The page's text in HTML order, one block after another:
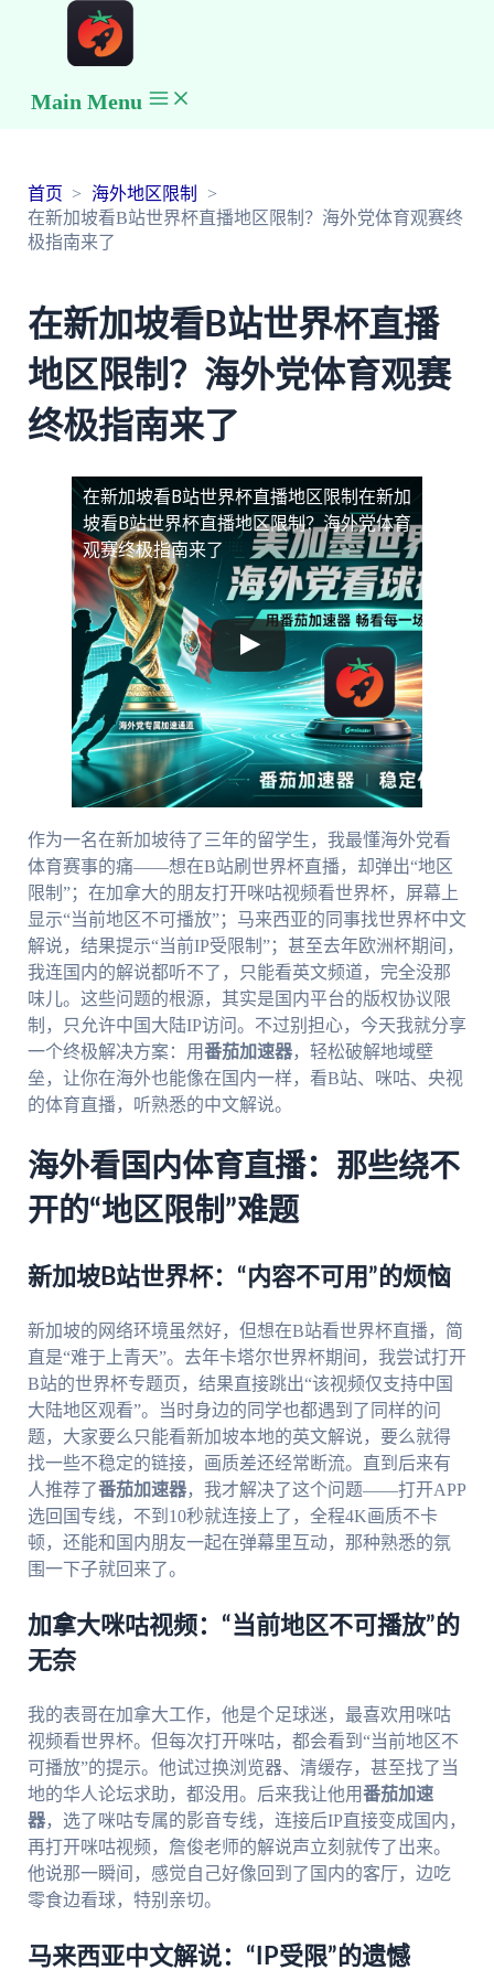
Main Menu
首页
海外地区限制
在新加坡看B站世界杯直播地区限制？海外党体育观赛终
极指南来了
在新加坡看B站世界杯直播
地区限制？海外党体育观赛
终极指南来了
在新加坡看B站世界杯直播地区限制 在新加
坡看B站世界杯直播地区限制？海外党体育
观赛终极指南来了
作为一名在新加坡待了三年的留学生，我最懂海外党看
体育赛事的痛——想在B站刷世界杯直播，却弹出“地区
限制”；在加拿大的朋友打开咪咕视频看世界杯，屏幕上
显示“当前地区不可播放”；马来西亚的同事找世界杯中文
解说，结果提示“当前IP受限制”；甚至去年欧洲杯期间，
我连国内的解说都听不了，只能看英文频道，完全没那
味儿。这些问题的根源，其实是国内平台的版权协议限
制，只允许中国大陆IP访问。不过别担心，今天我就分享
一个终极解决方案：用番茄加速器，轻松破解地域壁
垒，让你在海外也能像在国内一样，看B站、咪咕、央视
的体育直播，听熟悉的中文解说。
海外看国内体育直播：那些绕不
开的“地区限制”难题
新加坡B站世界杯：“内容不可用”的烦恼
新加坡的网络环境虽然好，但想在B站看世界杯直播，简
直是“难于上青天”。去年卡塔尔世界杯期间，我尝试打开
B站的世界杯专题页，结果直接跳出“该视频仅支持中国
大陆地区观看”。当时身边的同学也都遇到了同样的问
题，大家要么只能看新加坡本地的英文解说，要么就得
找一些不稳定的链接，画质差还经常断流。直到后来有
人推荐了番茄加速器，我才解决了这个问题——打开APP
选回国专线，不到10秒就连接上了，全程4K画质不卡
顿，还能和国内朋友一起在弹幕里互动，那种熟悉的氛
围一下子就回来了。
加拿大咪咕视频：“当前地区不可播放”的
无奈
我的表哥在加拿大工作，他是个足球迷，最喜欢用咪咕
视频看世界杯。但每次打开咪咕，都会看到“当前地区不
可播放”的提示。他试过换浏览器、清缓存，甚至找了当
地的华人论坛求助，都没用。后来我让他用番茄加速
器，选了咪咕专属的影音专线，连接后IP直接变成国内，
再打开咪咕视频，詹俊老师的解说声立刻就传了出来。
他说那一瞬间，感觉自己好像回到了国内的客厅，边吃
零食边看球，特别亲切。
马来西亚中文解说：“IP受限”的遗憾